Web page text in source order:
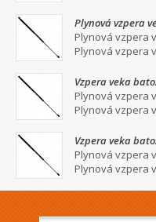
Plynová vzpera
Plynová vzpera
Plynová vzpera
Vzpera veka
Plynová vzpera
Plynová vzpera
Vzpera veka
Plynová vzpera
Plynová vzpera